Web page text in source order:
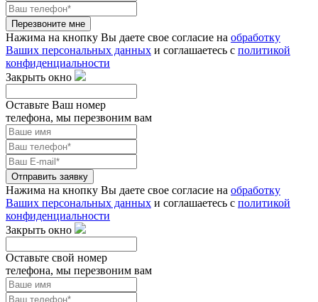
Перезвоните мне
Нажима на кнопку Вы даете свое согласие на обработку
Ваших персональных данных и соглашаетесь с политикой
конфиденциальности
Закрыть окно
Оставьте Ваш номер
телефона, мы перезвоним вам
Отправить заявку
Нажима на кнопку Вы даете свое согласие на обработку
Ваших персональных данных и соглашаетесь с политикой
конфиденциальности
Закрыть окно
Оставьте свой номер
телефона, мы перезвоним вам